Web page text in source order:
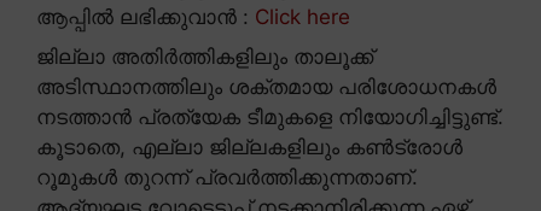
ആപ്പിൽ ലഭിക്കുവാൻ : Click here
ജില്ലാ അതിർത്തികളിലും താലൂക്ക്
അടിസ്ഥാനത്തിലും ശക്തമായ പരിശോധനകൾ
നടത്താൻ പ്രത്യേക ടീമുകളെ നിയോഗിച്ചിട്ടുണ്ട്.
കൂടാതെ, എല്ലാ ജില്ലകളിലും കൺട്രോൾ
റൂമുകൾ തുറന്ന് പ്രവർത്തിക്കുന്നതാണ്.